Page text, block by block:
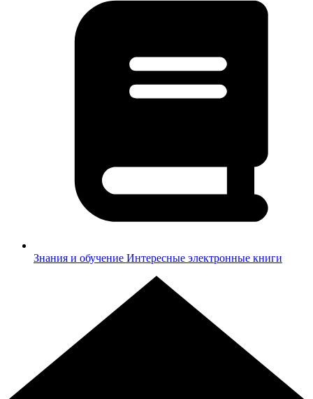
Знания и обучение Интересные электронные книги